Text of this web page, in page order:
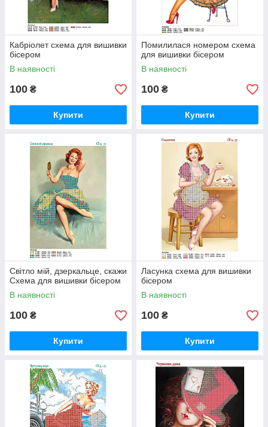
Кабріолет схема для вишивки
бісером
В наявності
100 ₴
Купити
Помилилася номером схема
для вишивки бісером
В наявності
100 ₴
Купити
Світло мій, дзеркальце, скажи
Схема для вишивки бісером
В наявності
100 ₴
Купити
Ласунка схема для вишивки
бісером
В наявності
100 ₴
Купити